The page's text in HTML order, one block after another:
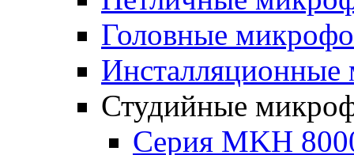
Головные
Студийные
Серия MKH